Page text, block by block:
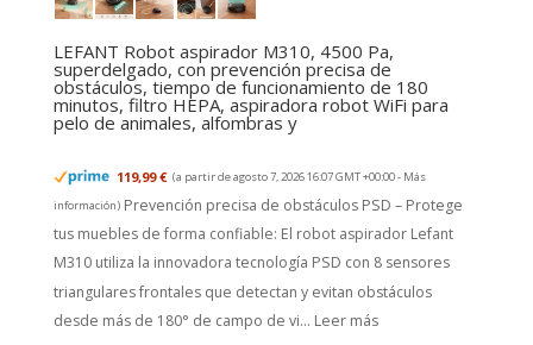
LEFANT Robot aspirador M310, 4500 Pa,
superdelgado, con prevención precisa de
obstáculos, tiempo de funcionamiento de 180
minutos, filtro HEPA, aspiradora robot WiFi para
pelo de animales, alfombras y
119,99 € (a partir de agosto 7, 2026 16:07 GMT +00:00 - Más
información) Prevención precisa de obstáculos PSD – Protege
tus muebles de forma confiable: El robot aspirador Lefant
M310 utiliza la innovadora tecnología PSD con 8 sensores
triangulares frontales que detectan y evitan obstáculos
desde más de 180° de campo de vi... Leer más